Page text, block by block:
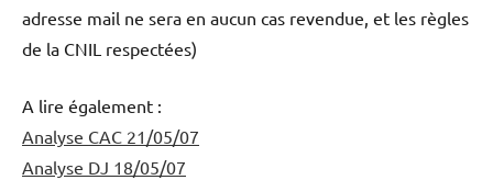
adresse mail ne sera en aucun cas revendue, et les règles
de la CNIL respectées)
A lire également :
Analyse CAC 21/05/07
Analyse DJ 18/05/07